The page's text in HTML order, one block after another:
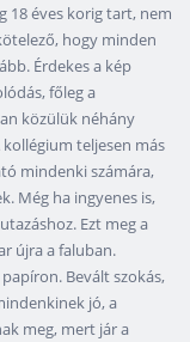
18 éves korig tart, nem
hogy minden
Érdekes a kép
főleg a
közülük néhány
teljesen más
mindenki számára,
Még ha ingyenes is,
Ezt meg a
újra a faluban.
Bevált szokás,
jó, a
meg, mert jár a